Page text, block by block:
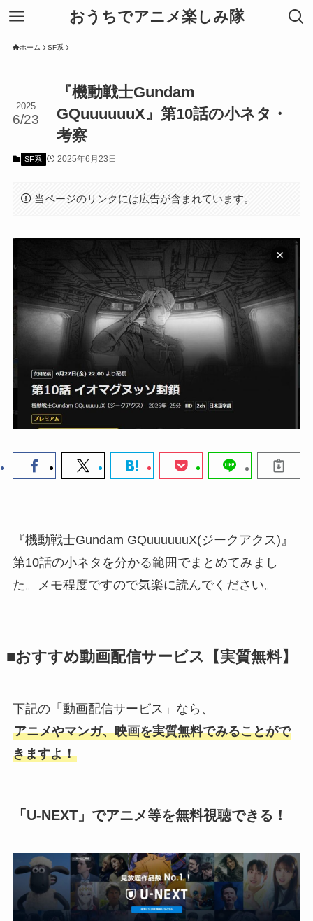
おうちでアニメ楽しみ隊
ホーム SF系
『機動戦士Gundam
GQuuuuuuX』第10話の小ネタ・
考察
2025
6/23
SF系 2025年6月23日
当ページのリンクには広告が含まれています。
『機動戦士Gundam GQuuuuuuX(ジークアクス)』
第10話の小ネタを分かる範囲でまとめてみまし
た。メモ程度ですので気楽に読んでください。
■おすすめ動画配信サービス【実質無料】
下記の「動画配信サービス」なら、
アニメやマンガ、映画を実質無料でみることがで
きますよ！
「U-NEXT」でアニメ等を無料視聴できる！